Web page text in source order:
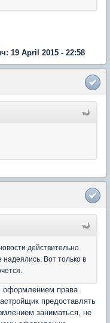
19 April 2015 - 22:58
действительно
Вот только в
оформлением права
предоставлять
заниматься, не